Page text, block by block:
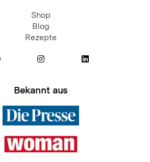
Shop
Blog
Rezepte
Bekannt aus